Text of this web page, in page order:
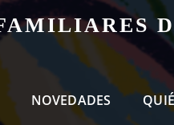
NOVEDADES